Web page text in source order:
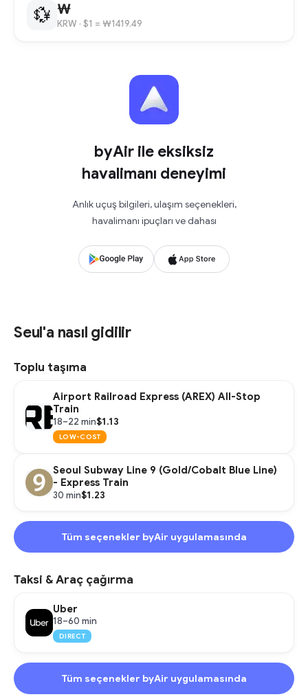
💱 ₩
KRW · $1 = ₩1419.49
byAir ile eksiksiz
havalimanı deneyimi
Anlık uçuş bilgileri, ulaşım seçenekleri,
havalimanı ipuçları ve dahası
Seul'a nasıl gidilir
Toplu taşıma
Airport Railroad Express (AREX) All-Stop
Train
18–22 min$1.13
LOW-COST
Seoul Subway Line 9 (Gold/Cobalt Blue Line)
- Express Train
30 min$1.23
Tüm seçenekler byAir uygulamasında
Taksi & Araç çağırma
Uber
18–60 min
DIRECT
Tüm seçenekler byAir uygulamasında